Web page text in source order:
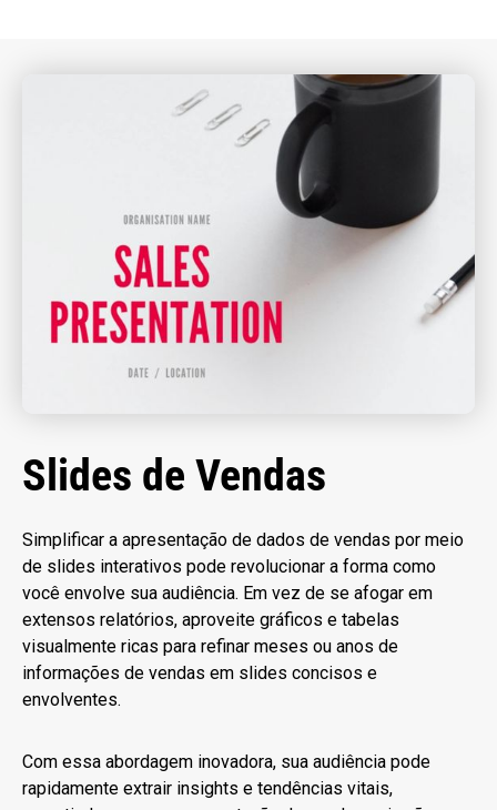
Slides de Vendas
Simplificar a apresentação de dados de vendas por meio
de slides interativos pode revolucionar a forma como
você envolve sua audiência. Em vez de se afogar em
extensos relatórios, aproveite gráficos e tabelas
visualmente ricas para refinar meses ou anos de
informações de vendas em slides concisos e
envolventes.
Com essa abordagem inovadora, sua audiência pode
rapidamente extrair insights e tendências vitais,